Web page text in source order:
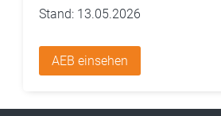
Stand: 13.05.2026
AEB einsehen